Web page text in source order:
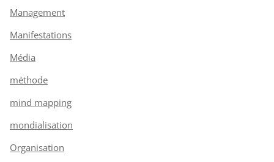
Management
Manifestations
Média
méthode
mind mapping
mondialisation
Organisation